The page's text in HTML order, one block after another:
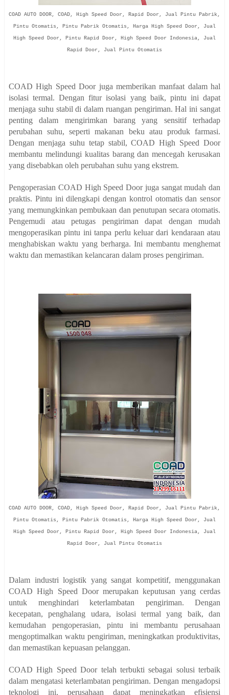
COAD AUTO DOOR, COAD, High Speed Door, Rapid Door, Jual Pintu Pabrik,
Pintu Otomatis, Pintu Pabrik Otomatis, Harga High Speed Door, Jual
High Speed Door, Pintu Rapid Door, High Speed Door Indonesia, Jual
Rapid Door, Jual Pintu Otomatis
COAD High Speed Door juga memberikan manfaat dalam hal
isolasi termal. Dengan fitur isolasi yang baik, pintu ini dapat
menjaga suhu stabil di dalam ruangan pengiriman. Hal ini sangat
penting dalam mengirimkan barang yang sensitif terhadap
perubahan suhu, seperti makanan beku atau produk farmasi.
Dengan menjaga suhu tetap stabil, COAD High Speed Door
membantu melindungi kualitas barang dan mencegah kerusakan
yang disebabkan oleh perubahan suhu yang ekstrem.
Pengoperasian COAD High Speed Door juga sangat mudah dan
praktis. Pintu ini dilengkapi dengan kontrol otomatis dan sensor
yang memungkinkan pembukaan dan penutupan secara otomatis.
Pengemudi atau petugas pengiriman dapat dengan mudah
mengoperasikan pintu ini tanpa perlu keluar dari kendaraan atau
menghabiskan waktu yang berharga. Ini membantu menghemat
waktu dan memastikan kelancaran dalam proses pengiriman.
COAD AUTO DOOR, COAD, High Speed Door, Rapid Door, Jual Pintu Pabrik,
Pintu Otomatis, Pintu Pabrik Otomatis, Harga High Speed Door, Jual
High Speed Door, Pintu Rapid Door, High Speed Door Indonesia, Jual
Rapid Door, Jual Pintu Otomatis
Dalam industri logistik yang sangat kompetitif, menggunakan
COAD High Speed Door merupakan keputusan yang cerdas
untuk menghindari keterlambatan pengiriman. Dengan
kecepatan, penghalang udara, isolasi termal yang baik, dan
kemudahan pengoperasian, pintu ini membantu perusahaan
mengoptimalkan waktu pengiriman, meningkatkan produktivitas,
dan memastikan kepuasan pelanggan.
COAD High Speed Door telah terbukti sebagai solusi terbaik
dalam mengatasi keterlambatan pengiriman. Dengan mengadopsi
teknologi ini, perusahaan dapat meningkatkan efisiensi